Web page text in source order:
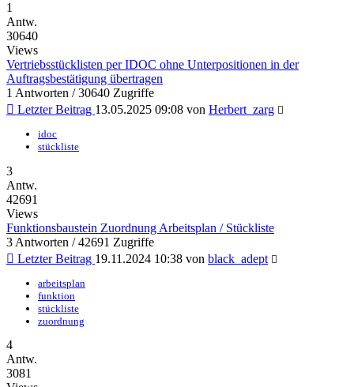
1
Antw.
30640
Views
Vertriebsstücklisten per IDOC ohne Unterpositionen in der
Auftragsbestätigung übertragen
1 Antworten / 30640 Zugriffe
Letzter Beitrag 13.05.2025 09:08 von Herbert_zarg
idoc
stückliste
3
Antw.
42691
Views
Funktionsbaustein Zuordnung Arbeitsplan / Stückliste
3 Antworten / 42691 Zugriffe
Letzter Beitrag 19.11.2024 10:38 von black_adept
arbeitsplan
funktion
stückliste
zuordnung
4
Antw.
3081